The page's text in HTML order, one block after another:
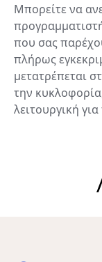
Μπορείτε να
που σας
πλήρως
μετατρέπεται
την
λειτουργική